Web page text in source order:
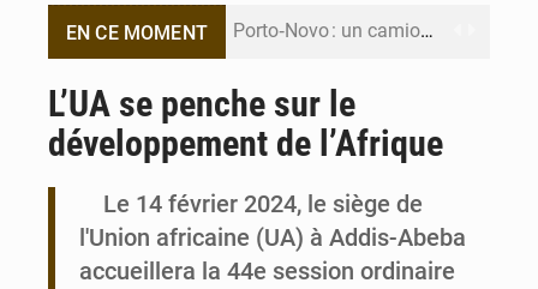
EN CE MOMENT Porto‑Novo : un camion de produits pétroliers embrase Avakpa
Bénin : Djogbénou inspecte le chantier du siège de l’Assemblée
Bénin : Le CEG La Verdure de Ouèdo fait sa mue pour la rentrée
L’UA se penche sur le
développement de l’Afrique
Le 14 février 2024, le siège de
l'Union africaine (UA) à Addis-Abeba
accueillera la 44e session ordinaire